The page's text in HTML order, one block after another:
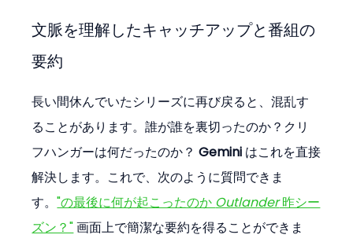
文脈を理解したキャッチアップと番組の
要約
長い間休んでいたシリーズに再び戻ると、混乱す
ることがあります。誰が誰を裏切ったのか？クリ
フハンガーは何だったのか？ Gemini はこれを直接
解決します。これで、次のように質問できま
す。"の最後に何が起こったのか Outlander 昨シー
ズン？" 画面上で簡潔な要約を得ることができま